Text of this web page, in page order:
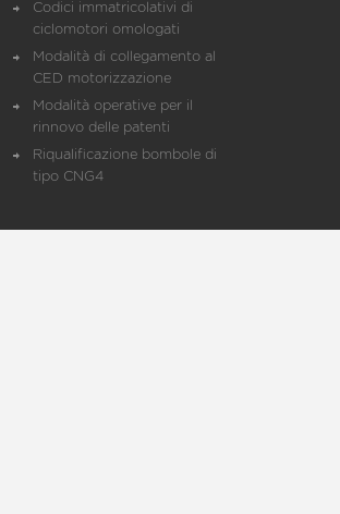
Codici immatricolativi di
ciclomotori omologati
Modalità di collegamento al
CED motorizzazione
Modalità operative per il
rinnovo delle patenti
Riqualificazione bombole di
tipo CNG4